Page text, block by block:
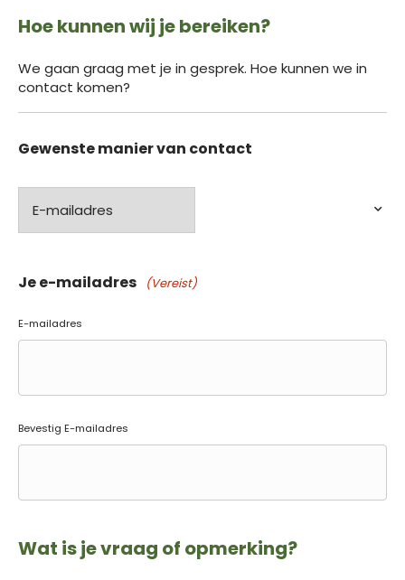
Hoe kunnen wij je bereiken?
We gaan graag met je in gesprek. Hoe kunnen we in
contact komen?
Gewenste manier van contact
Je e-mailadres (Vereist)
E-mailadres
Bevestig E-mailadres
Wat is je vraag of opmerking?